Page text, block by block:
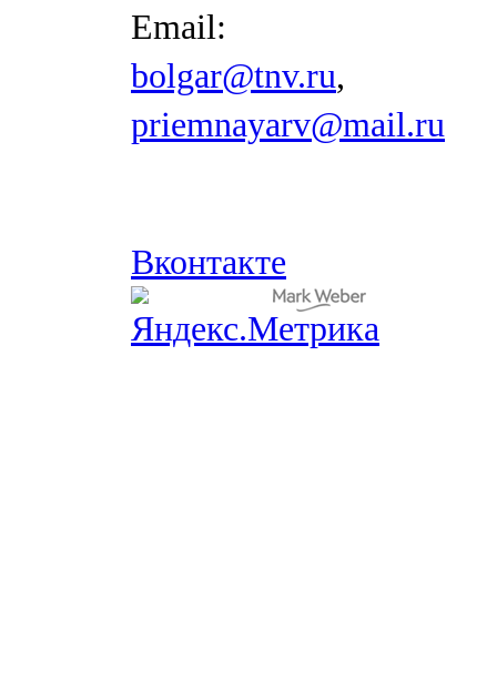
Email:
bolgar@tnv.ru,
priemnayarv@mail.ru
Вконтакте